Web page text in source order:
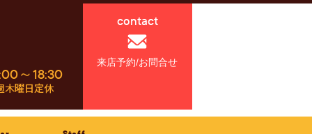
～18:30
木曜日定休
contact
来店予約/お問合せ